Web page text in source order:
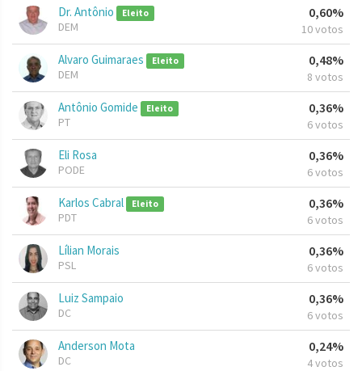
Dr. Antônio Eleito
DEM
0,60%
10 votos
Alvaro Guimaraes Eleito
DEM
0,48%
8 votos
Antônio Gomide Eleito
PT
0,36%
6 votos
Eli Rosa
PODE
0,36%
6 votos
Karlos Cabral Eleito
PDT
0,36%
6 votos
Lílian Morais
PSL
0,36%
6 votos
Luiz Sampaio
DC
0,36%
6 votos
Anderson Mota
DC
0,24%
4 votos